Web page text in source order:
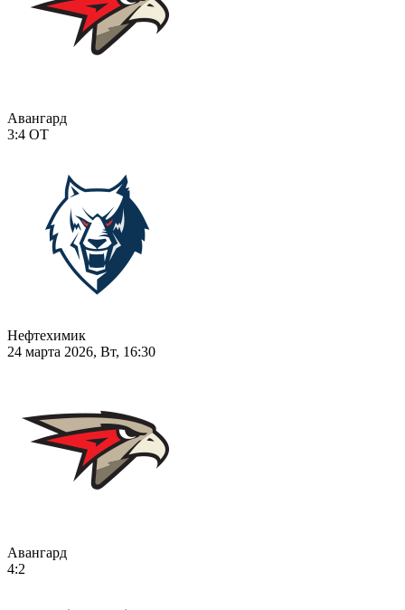
Авангард
3:4 ОТ
Нефтехимик
24 марта 2026, Вт, 16:30
Авангард
4:2